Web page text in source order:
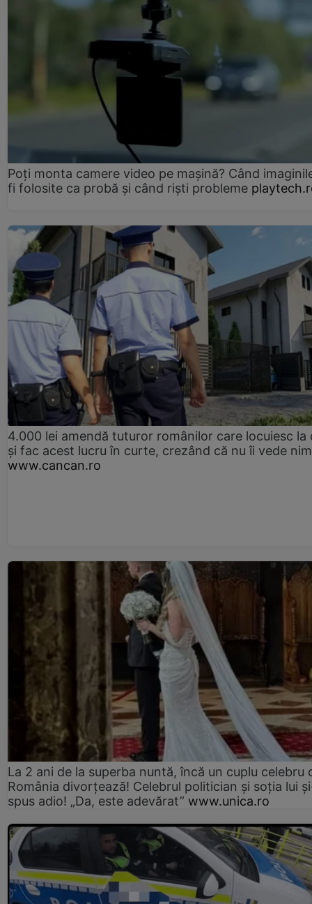
Poți monta camere video pe mașină? Când
fi folosite ca probă și când riști probleme
4.000 lei amendă tuturor românilor care locuiesc la
și fac acest lucru în curte, crezând că nu îi vede
www.cancan.ro
La 2 ani de la superba nuntă, încă un cuplu celebru
România divorțează! Celebrul politician și soția lui
spus adio! „Da, este adevărat” www.unica.ro